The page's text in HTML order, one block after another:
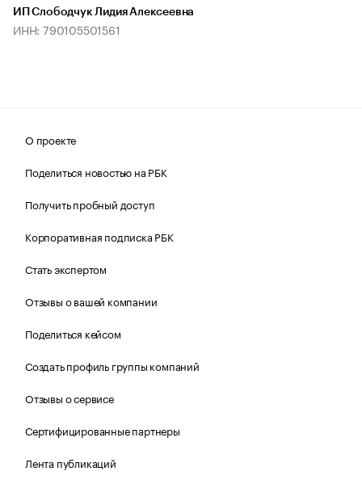
ИП Слободчук Лидия Алексеевна
ИНН: 790105501561
О проекте
Поделиться новостью на РБК
Получить пробный доступ
Корпоративная подписка РБК
Стать экспертом
Отзывы о вашей компании
Поделиться кейсом
Создать профиль группы компаний
Отзывы о сервисе
Сертифицированные партнеры
Лента публикаций